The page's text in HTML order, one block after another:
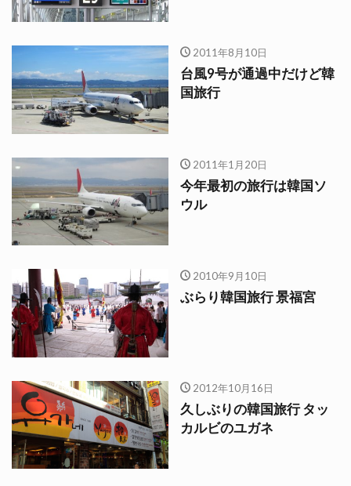
2011年8月10日
台風9号が通過中だけど韓
国旅行
2011年1月20日
今年最初の旅行は韓国ソ
ウル
2010年9月10日
ぶらり韓国旅行 景福宮
2012年10月16日
久しぶりの韓国旅行 タッ
カルビのユガネ